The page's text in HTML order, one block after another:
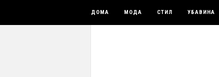
ДОМА МОДА СТИЛ УБАВИНА